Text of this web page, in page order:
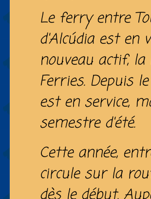
Le ferry entre
d'Alcúdia est en
nouveau actif,
Ferries. Depuis
est en service,
semestre d'été.
Cette année,
circule sur la